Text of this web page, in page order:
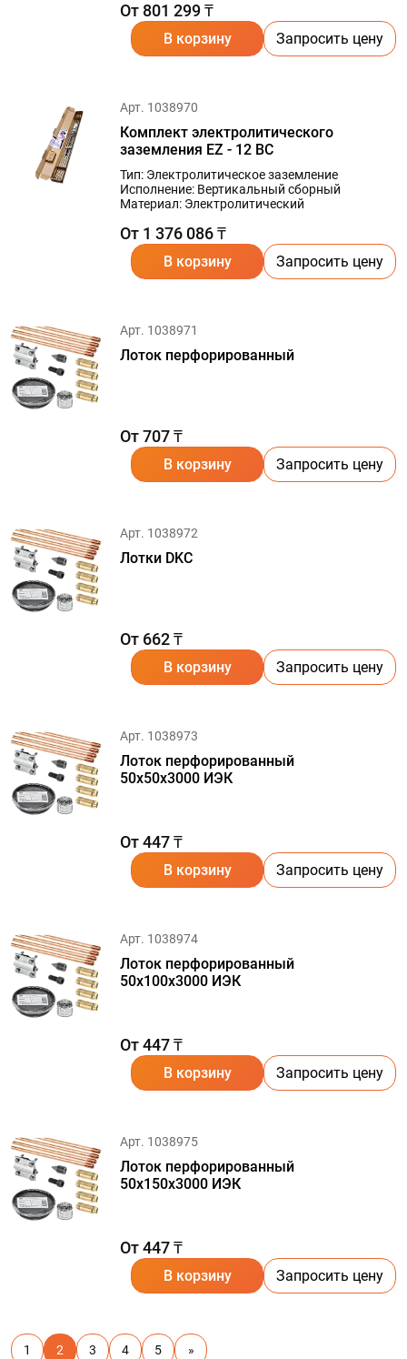
От 801 299 ₸
В корзину Запросить цену
Арт. 1038970
Комплект электролитического
заземления EZ - 12 ВС
Тип: Электролитическое заземление
Исполнение: Вертикальный сборный
Материал: Электролитический
От 1 376 086 ₸
В корзину Запросить цену
Арт. 1038971
Лоток перфорированный
От 707 ₸
В корзину Запросить цену
Арт. 1038972
Лотки DKC
От 662 ₸
В корзину Запросить цену
Арт. 1038973
Лоток перфорированный
50х50х3000 ИЭК
От 447 ₸
В корзину Запросить цену
Арт. 1038974
Лоток перфорированный
50х100х3000 ИЭК
От 447 ₸
В корзину Запросить цену
Арт. 1038975
Лоток перфорированный
50х150х3000 ИЭК
От 447 ₸
В корзину Запросить цену
1 2 3 4 5 »